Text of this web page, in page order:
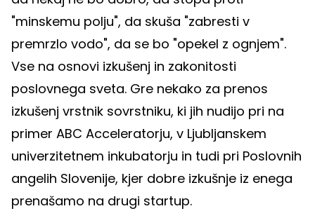
"minskemu polju", da skuša "zabresti v
premrzlo vodo", da se bo "opekel z ognjem".
Vse na osnovi izkušenj in zakonitosti
poslovnega sveta. Gre nekako za prenos
izkušenj vrstnik sovrstniku, ki jih nudijo pri na
primer ABC Acceleratorju, v Ljubljanskem
univerzitetnem inkubatorju in tudi pri Poslovnih
angelih Slovenije, kjer dobre izkušnje iz enega
prenašamo na drugi startup.